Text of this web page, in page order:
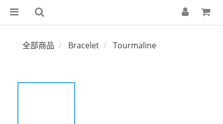
全部商品 Bracelet Tourmaline